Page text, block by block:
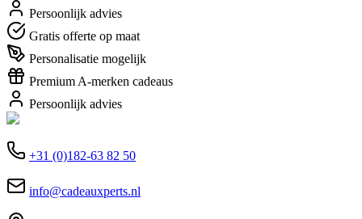
Persoonlijk advies
Gratis offerte op maat
Personalisatie mogelijk
Premium A-merken cadeaus
Persoonlijk advies
+31 (0)182-63 82 50
info@cadeauxperts.nl